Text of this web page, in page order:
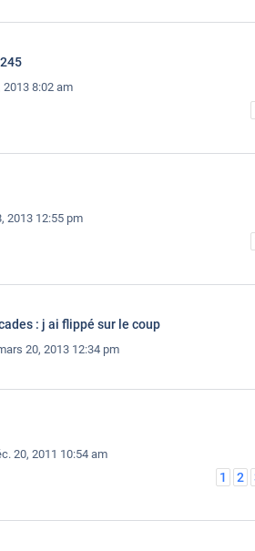
2013 8:02 am
2013 12:55 pm
: j ai flippé sur le coup
20, 2013 12:34 pm
20, 2011 10:54 am
1 2